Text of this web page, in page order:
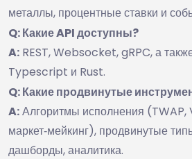
металлы, процентные ставки и
Q: Какие API доступны?
A: REST, Websocket, gRPC, а
Typescript и Rust.
Q: Какие продвинутые
A:Алгоритмы исполнения (TWAP,
маркет‑мейкинг), продвинутые
дашборды, аналитика.